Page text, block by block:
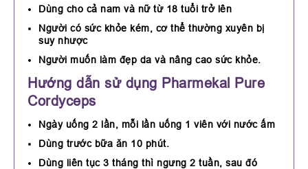
Dùng cho cả nam và nữ từ 18 tuổi trở lên
Người có sức khỏe kém, cơ thể thường xuyên bị
suy nhược
Người muốn làm đẹp da và nâng cao sức khỏe.
Hướng dẫn sử dụng Pharmekal Pure
Cordyceps
Ngày uống 2 lần, mỗi lần uống 1 viên với nước ấm
Dùng trước bữa ăn 10 phút.
Dùng liên tục 3 tháng thì ngưng 2 tuần, sau đó